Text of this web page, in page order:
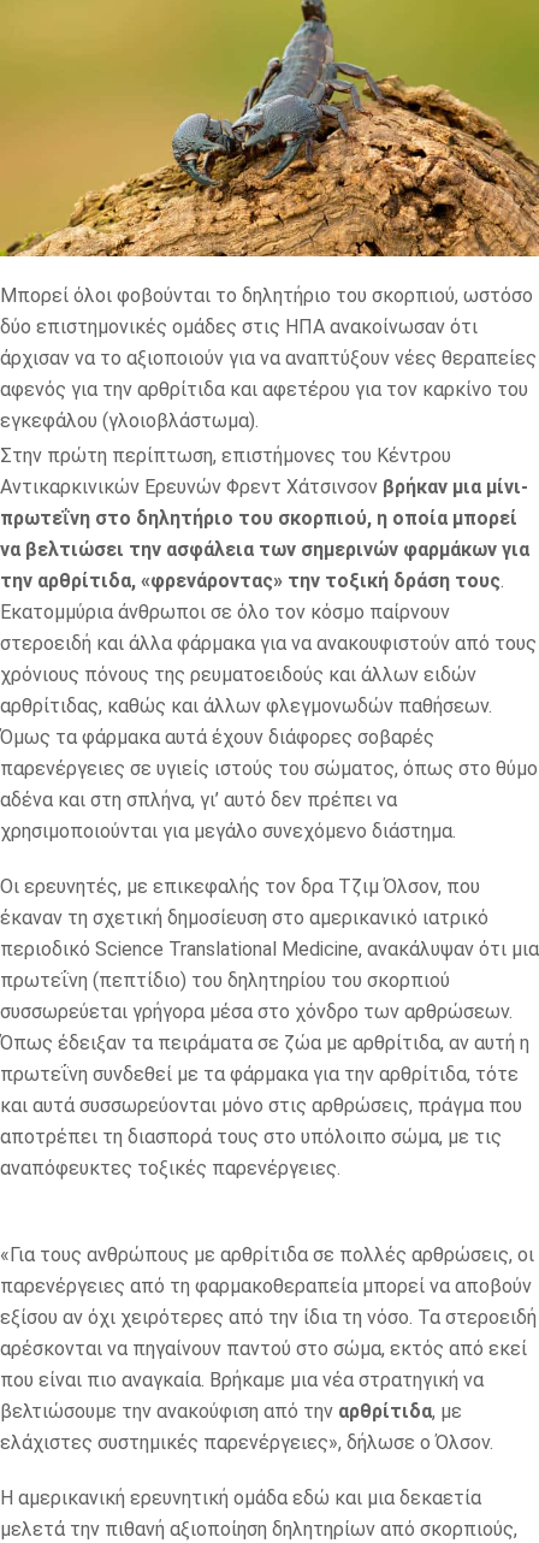
Μπορεί όλοι φοβούνται το δηλητήριο του σκορπιού, ωστόσο
δύο επιστημονικές ομάδες στις ΗΠΑ ανακοίνωσαν ότι
άρχισαν να το αξιοποιούν για να αναπτύξουν νέες θεραπείες
αφενός για την αρθρίτιδα και αφετέρου για τον καρκίνο του
εγκεφάλου (γλοιοβλάστωμα).
powered by Rubicon Project
Στην πρώτη περίπτωση, επιστήμονες του Κέντρου
Αντικαρκινικών Ερευνών Φρεντ Χάτσινσον βρήκαν μια μίνι-
πρωτεΐνη στο δηλητήριο του σκορπιού, η οποία μπορεί
να βελτιώσει την ασφάλεια των σημερινών φαρμάκων για
την αρθρίτιδα, «φρενάροντας» την τοξική δράση τους
Εκατομμύρια άνθρωποι σε όλο τον κόσμο παίρνουν
στεροειδή και άλλα φάρμακα για να ανακουφιστούν από τους
χρόνιους πόνους της ρευματοειδούς και άλλων ειδών
αρθρίτιδας, καθώς και άλλων φλεγμονωδών παθήσεων.
Όμως τα φάρμακα αυτά έχουν διάφορες σοβαρές
παρενέργειες σε υγιείς ιστούς του σώματος, όπως στο θύμο
αδένα και στη σπλήνα, γι’ αυτό δεν πρέπει να
χρησιμοποιούνται για μεγάλο συνεχόμενο διάστημα.
Οι ερευνητές, με επικεφαλής τον δρα Τζιμ Όλσον, που
έκαναν τη σχετική δημοσίευση στο αμερικανικό ιατρικό
περιοδικό Science Translational Medicine, ανακάλυψαν ότι μια
πρωτεΐνη (πεπτίδιο) του δηλητηρίου του σκορπιού
συσσωρεύεται γρήγορα μέσα στο χόνδρο των αρθρώσεων.
Όπως έδειξαν τα πειράματα σε ζώα με αρθρίτιδα, αν αυτή η
πρωτεΐνη συνδεθεί με τα φάρμακα για την αρθρίτιδα, τότε
και αυτά συσσωρεύονται μόνο στις αρθρώσεις, πράγμα που
αποτρέπει τη διασπορά τους στο υπόλοιπο σώμα, με τις
αναπόφευκτες τοξικές παρενέργειες.
«Για τους ανθρώπους με αρθρίτιδα σε πολλές αρθρώσεις, οι
παρενέργειες από τη φαρμακοθεραπεία μπορεί να αποβούν
εξίσου αν όχι χειρότερες από την ίδια τη νόσο. Τα στεροειδή
αρέσκονται να πηγαίνουν παντού στο σώμα, εκτός από εκεί
που είναι πιο αναγκαία. Βρήκαμε μια νέα στρατηγική να
βελτιώσουμε την ανακούφιση από την αρθρίτιδα, με
ελάχιστες συστημικές παρενέργειες», δήλωσε ο Όλσον.
Η αμερικανική ερευνητική ομάδα εδώ και μια δεκαετία
μελετά την πιθανή αξιοποίηση δηλητηρίων από σκορπιούς,